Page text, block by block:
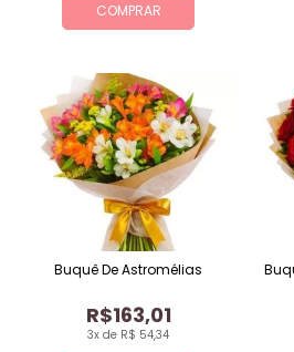
COMPRAR
3x de R$ 54,34
R$163,01
Buquê De Astromélias